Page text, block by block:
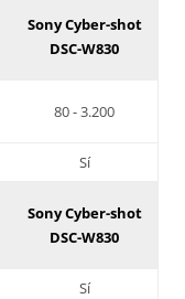
Sony Cyber-shot
DSC-W830
80 - 3.200
Sí
Sony Cyber-shot
DSC-W830
Sí